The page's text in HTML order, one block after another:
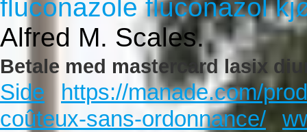
fluconazole fluconazol
Alfred M. Scales.
Betale med mastercard lasix
Side
https://manade.com/
coûteux-sans-ordonnance/